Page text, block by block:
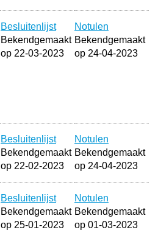
Besluitenlijst
Bekendgemaakt
op 22-03-2023
Notulen
Bekendgemaakt
op 24-04-2023
Besluitenlijst
Bekendgemaakt
op 22-02-2023
Notulen
Bekendgemaakt
op 24-04-2023
Besluitenlijst
Bekendgemaakt
op 25-01-2023
Notulen
Bekendgemaakt
op 01-03-2023